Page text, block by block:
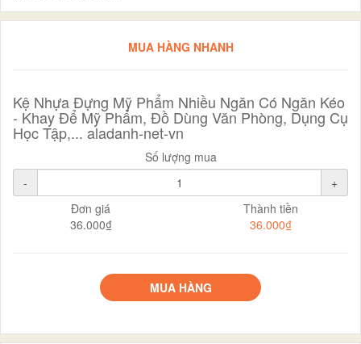
MUA HÀNG NHANH
Kệ Nhựa Đựng Mỹ Phẩm Nhiều Ngăn Có Ngăn Kéo
- Khay Để Mỹ Phẩm, Đồ Dùng Văn Phòng, Dụng Cụ
Học Tập,... aladanh-net-vn
Số lượng mua
-
+
Đơn giá
36.000₫
Thành tiền
36.000₫
MUA HÀNG